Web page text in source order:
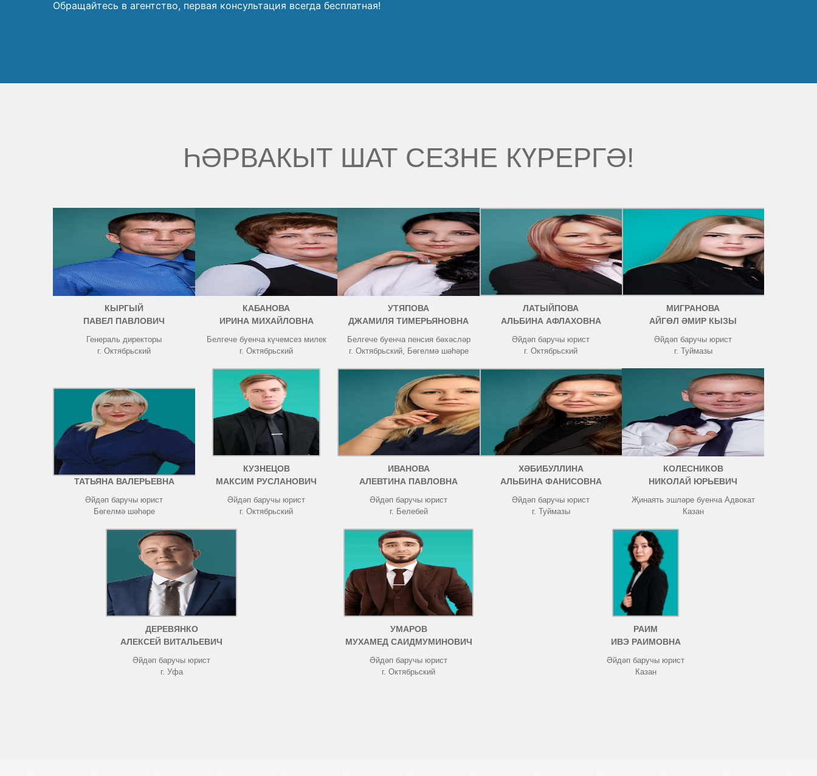
Обращайтесь в агентство, первая консультация всегда бесплатная!
ҺӘРВАКЫТ ШАТ СЕЗНЕ КҮРЕРГӘ!
КЫРГЫЙ
ПАВЕЛ ПАВЛОВИЧ
Генераль директоры
г. Октябрьский
КАБАНОВА
ИРИНА МИХАЙЛОВНА
Белгече буенча күчемсез милек
г. Октябрьский
УТЯПОВА
ДЖАМИЛЯ ТИМЕРЬЯНОВНА
Белгече буенча пенсия бәхәсләр
г. Октябрьский, Бөгелмә шәһәре
ЛАТЫЙПОВА
АЛЬБИНА АФЛАХОВНА
Әйдәп баручы юрист
г. Октябрьский
МИГРАНОВА
АЙГӨЛ ӘМИР КЫЗЫ
Әйдәп баручы юрист
г. Туймазы
ЧИСТОВА
ТАТЬЯНА ВАЛЕРЬЕВНА
Әйдәп баручы юрист
Бөгелмә шәһәре
КУЗНЕЦОВ
МАКСИМ РУСЛАНОВИЧ
Әйдәп баручы юрист
г. Октябрьский
ИВАНОВА
АЛЕВТИНА ПАВЛОВНА
Әйдәп баручы юрист
г. Белебей
ХӘБИБУЛЛИНА
АЛЬБИНА ФАНИСОВНА
Әйдәп баручы юрист
г. Туймазы
КОЛЕСНИКОВ
НИКОЛАЙ ЮРЬЕВИЧ
Җинаять эшләре буенча Адвокат
Казан
ДЕРЕВЯНКО
АЛЕКСЕЙ ВИТАЛЬЕВИЧ
Әйдәп баручы юрист
г. Уфа
УМАРОВ
МУХАМЕД САИДМУМИНОВИЧ
Әйдәп баручы юрист
г. Октябрьский
РАИМ
ИВЭ РАИМОВНА
Әйдәп баручы юрист
Казан